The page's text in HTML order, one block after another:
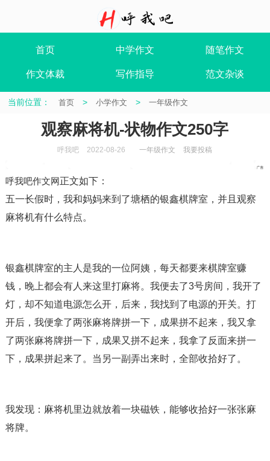
首页 中学作文 随笔作文
作文体裁 写作指导 范文杂谈
当前位置： 首页 > 小学作文 > 一年级作文
观察麻将机-状物作文250字
呼我吧 2022-08-26 一年级作文 我要投稿
呼我吧作文网正文如下：
五一长假时，我和妈妈来到了塘栖的银鑫棋牌室，并且观察
麻将机有什么特点。
银鑫棋牌室的主人是我的一位阿姨，每天都要来棋牌室赚
钱，晚上都会有人来这里打麻将。我便去了3号房间，我开了
灯，却不知道电源怎么开，后来，我找到了电源的开关。打
开后，我便拿了两张麻将牌拼一下，成果拼不起来，我又拿
了两张麻将牌拼一下，成果又拼不起来，我拿了反面来拼一
下，成果拼起来了。当另一副弄出来时，全部收拾好了。
我发现：麻将机里边就放着一块磁铁，能够收拾好一张张麻
将牌。